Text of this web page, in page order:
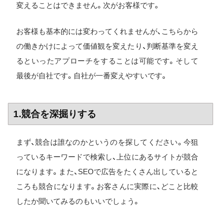
変えることはできません。次がお客様です。
お客様も基本的には変わってくれませんが、こちらから
の働きかけによって価値観を変えたり、判断基準を変え
るといったアプローチをすることは可能です。そして
最後が自社です。自社が一番変えやすいです。
1.競合を深掘りする
まず、競合は誰なのかというのを探してください。今狙
っているキーワードで検索し、上位にあるサイトが競合
になります。また、SEOで広告をたくさん出していると
ころも競合になります。お客さんに実際に、どこと比較
したか聞いてみるのもいいでしょう。